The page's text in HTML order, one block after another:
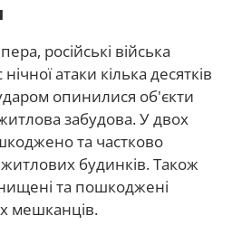
російські війська
атаки кілька десятків
опинилися об'єкти
забудова. У двох
та частково
будинків. Також
та пошкоджені
мешканців.